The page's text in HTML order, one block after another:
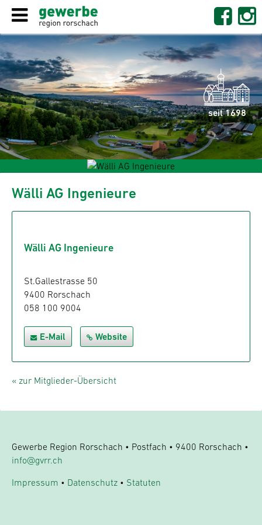
seit 1698
Wälli AG Ingenieure
Wälli AG Ingenieure
St.Gallestrasse 50
9400 Rorschach
058 100 9004
E-Mail Website
« zur Mitglieder-Übersicht
Gewerbe Region Rorschach • Postfach • 9400 Rorschach •
info@gvrr.ch
Impressum • Datenschutz • Statuten